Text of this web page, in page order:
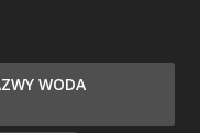
WODA